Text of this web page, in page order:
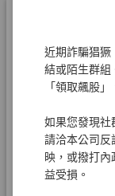
近期詐騙猖獗
結或陌生群組
「領取飆股
如果您發現社
請洽本公司反
映，或撥打
益受損。